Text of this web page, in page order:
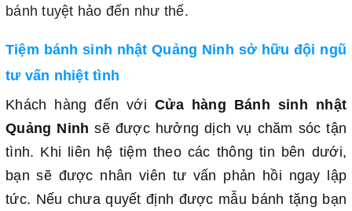
bánh tuyệt hảo đến như thế.
Tiệm bánh sinh nhật Quảng Ninh sở hữu đội ngũ
tư vấn nhiệt tình
Khách hàng đến với Cửa hàng Bánh sinh nhật
Quảng Ninh sẽ được hưởng dịch vụ chăm sóc tận
tình. Khi liên hệ tiệm theo các thông tin bên dưới,
bạn sẽ được nhân viên tư vấn phản hồi ngay lập
tức. Nếu chưa quyết định được mẫu bánh tặng bạn